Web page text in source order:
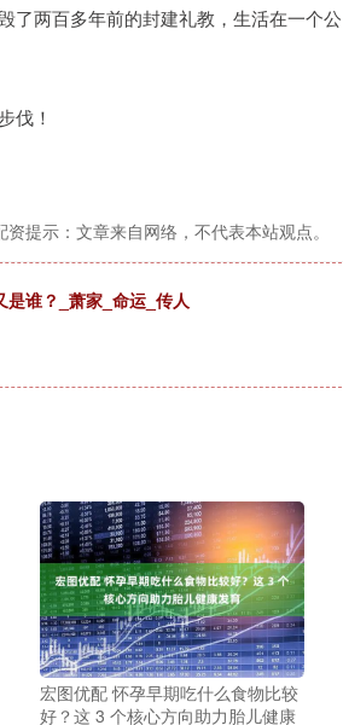
了两百多年前的封建礼教，生活在一个公
伐！
资提示：文章来自网络，不代表本站观点。
是谁？_萧家_命运_传人
宏图优配 怀孕早期吃什么食物比较
好？这 3 个核心方向助力胎儿健康